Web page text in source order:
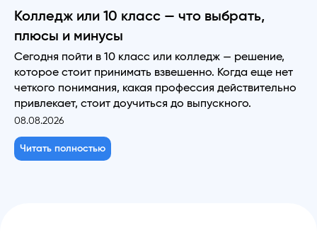
Колледж или 10 класс — что выбрать,
плюсы и минусы
Сегодня пойти в 10 класс или колледж — решение,
которое стоит принимать взвешенно. Когда еще нет
четкого понимания, какая профессия действительно
привлекает, стоит доучиться до выпускного.
08.08.2026
Читать полностью